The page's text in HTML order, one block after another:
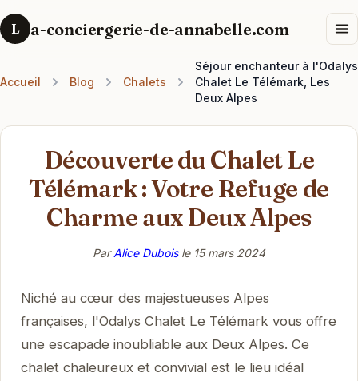
L a-conciergerie-de-annabelle.com
Accueil Blog Chalets
Séjour enchanteur à l'Odalys
Chalet Le Télémark, Les
Deux Alpes
Découverte du Chalet Le
Télémark : Votre Refuge de
Charme aux Deux Alpes
ParAlice Duboisle 15 mars 2024
Niché au cœur des majestueuses Alpes
françaises, l'Odalys Chalet Le Télémark vous offre
une escapade inoubliable aux Deux Alpes. Ce
chalet chaleureux et convivial est le lieu idéal